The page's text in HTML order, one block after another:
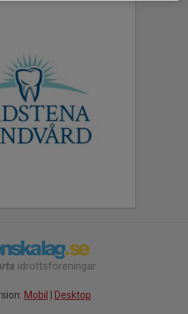
idrottsföreningar
Mobil | Desktop